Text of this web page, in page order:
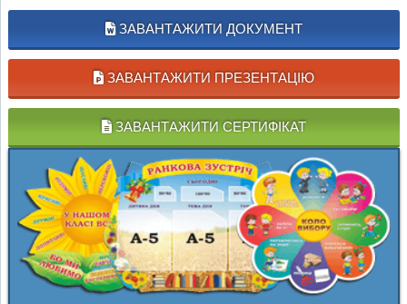
ЗАВАНТАЖИТИ ДОКУМЕНТ
ЗАВАНТАЖИТИ ПРЕЗЕНТАЦІЮ
ЗАВАНТАЖИТИ СЕРТИФІКАТ